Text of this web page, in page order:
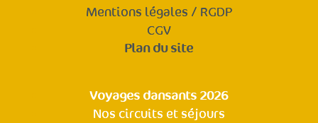
Mentions légales / RGDP
CGV
Plan du site
Voyages dansants 2026
Nos circuits et séjours